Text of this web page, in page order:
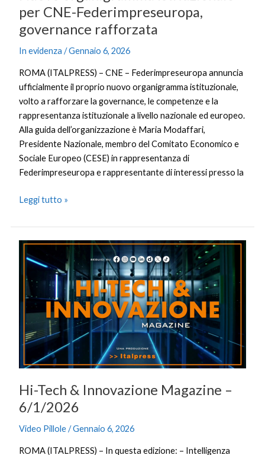
per CNE-Federimpreseuropa,
governance rafforzata
In evidenza /Gennaio 6, 2026
ROMA (ITALPRESS) – CNE – Federimpreseuropa annuncia
ufficialmente il proprio nuovo organigramma istituzionale,
volto a rafforzare la governance, le competenze e la
rappresentanza istituzionale a livello nazionale ed europeo.
Alla guida dell’organizzazione è Maria Modaffari,
Presidente Nazionale, membro del Comitato Economico e
Sociale Europeo (CESE) in rappresentanza di
Federimpreseuropa e rappresentante di interessi presso la
Leggi tutto »
Hi-Tech & Innovazione Magazine –
6/1/2026
Video Pillole/Gennaio 6, 2026
ROMA (ITALPRESS) – In questa edizione: – Intelligenza
Hi-
Tech
Innovazione
Magazine
6/1/2026